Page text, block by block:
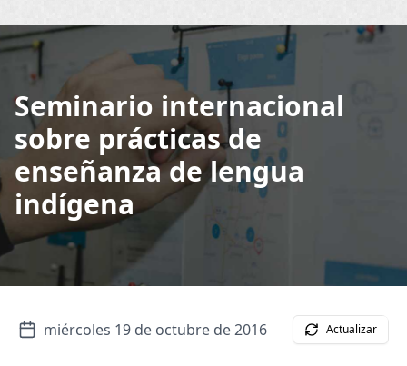
Seminario internacional
sobre prácticas de
enseñanza de lengua
indígena
miércoles 19 de octubre de 2016 Actualizar